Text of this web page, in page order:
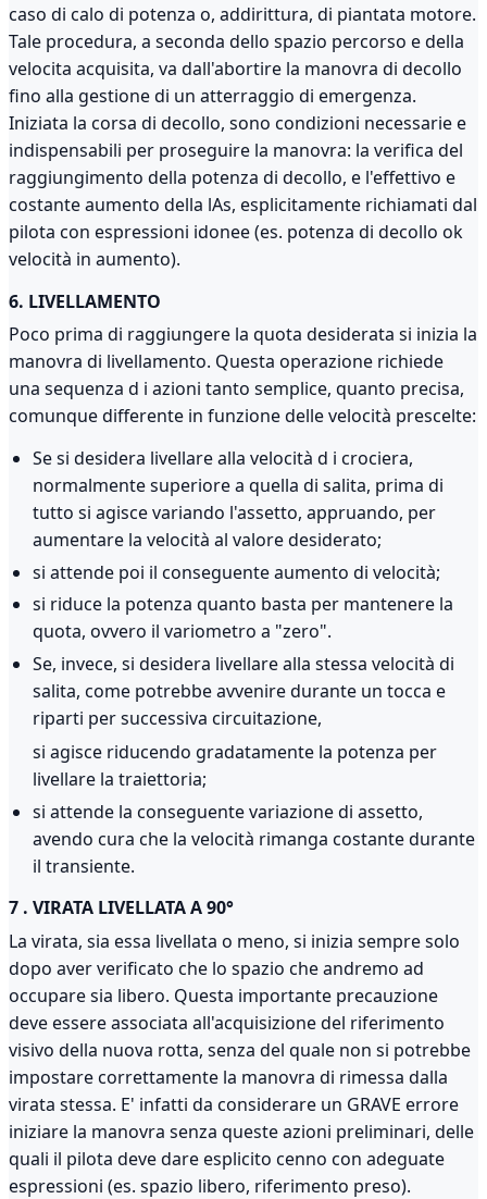
caso di calo di potenza o, addirittura, di piantata motore.
Tale procedura, a seconda dello spazio percorso e della
velocita acquisita, va dall'abortire la manovra di decollo
fino alla gestione di un atterraggio di emergenza.
Iniziata la corsa di decollo, sono condizioni necessarie e
indispensabili per proseguire la manovra: la verifica del
raggiungimento della potenza di decollo, e l'effettivo e
costante aumento della lAs, esplicitamente richiamati dal
pilota con espressioni idonee (es. potenza di decollo ok
velocità in aumento).
6. LIVELLAMENTO
Poco prima di raggiungere la quota desiderata si inizia la
manovra di livellamento. Questa operazione richiede
una sequenza d i azioni tanto semplice, quanto precisa,
comunque differente in funzione delle velocità prescelte:
Se si desidera livellare alla velocità d i crociera,
normalmente superiore a quella di salita, prima di
tutto si agisce variando l'assetto, appruando, per
aumentare la velocità al valore desiderato;
si attende poi il conseguente aumento di velocità;
si riduce la potenza quanto basta per mantenere la
quota, ovvero il variometro a "zero".
Se, invece, si desidera livellare alla stessa velocità di
salita, come potrebbe avvenire durante un tocca e
riparti per successiva circuitazione,
si agisce riducendo gradatamente la potenza per
livellare la traiettoria;
si attende la conseguente variazione di assetto,
avendo cura che la velocità rimanga costante durante
il transiente.
7 . VIRATA LIVELLATA A 90°
La virata, sia essa livellata o meno, si inizia sempre solo
dopo aver verificato che lo spazio che andremo ad
occupare sia libero. Questa importante precauzione
deve essere associata all'acquisizione del riferimento
visivo della nuova rotta, senza del quale non si potrebbe
impostare correttamente la manovra di rimessa dalla
virata stessa. E' infatti da considerare un GRAVE errore
iniziare la manovra senza queste azioni preliminari, delle
quali il pilota deve dare esplicito cenno con adeguate
espressioni (es. spazio libero, riferimento preso).